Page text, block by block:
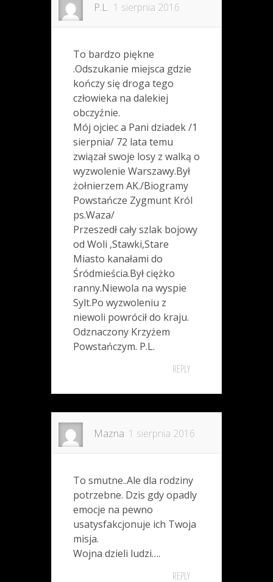
P.L. 1 sierpnia 2016
To bardzo piękne
.Odszukanie miejsca gdzie
kończy się droga tego
człowieka na dalekiej
obczyźnie.
Mój ojciec a Pani dziadek /1
sierpnia/ 72 lata temu
związał swoje losy z walką o
wyzwolenie Warszawy.Był
żołnierzem AK./Biogramy
Powstańcze Zygmunt Król
ps.Waza/
Przeszedł cały szlak bojowy
od Woli ,Stawki,Stare
Miasto kanałami do
Śródmieścia.Był ciężko
ranny.Niewola na wyspie
Sylt.Po wyzwoleniu z
niewoli powrócił do kraju.
Odznaczony Krzyżem
Powstańczym. P.L.
REPLY
Mazna 1 sierpnia 2016
To smutne..Ale dla rodziny
potrzebne. Dzis gdy opadly
emocje na pewno
usatysfakcjonuje ich Twoja
misja.
Wojna dzieli ludzi….
REPLY